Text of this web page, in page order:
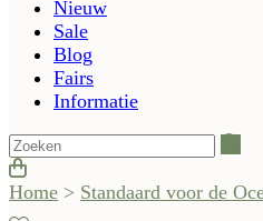
Nieuw
Sale
Blog
Fairs
Informatie
Home > Standaard voor de